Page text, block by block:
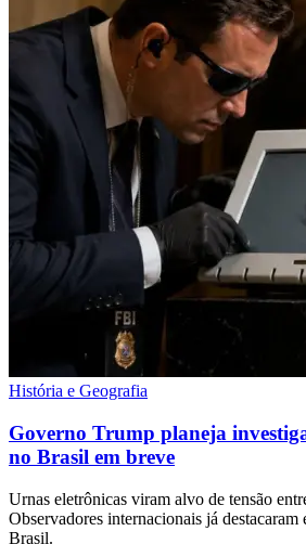
História e Geografia
Governo Trump planeja
no Brasil em breve
Urnas eletrônicas viram alvo de tensão
Observadores internacionais já destacaram
Brasil.